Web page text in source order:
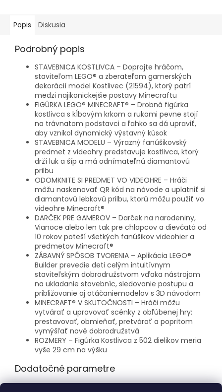
Popis Diskusia
Podrobný popis
STAVEBNICA KOSTLIVCA – Doprajte hráčom,
staviteľom LEGO® a zberateľom gamerských
dekorácií model Kostlivec (21594), ktorý patrí
medzi najikonickejšie postavy Minecraftu
FIGÚRKA LEGO® MINECRAFT® – Drobná figúrka
kostlivca s kĺbovým krkom a rukami pevne stojí
na trávnatom podstavci a ľahko sa dá upraviť,
aby vznikol dynamický výstavný kúsok
STAVEBNICA MODELU – Výrazný fanúšikovský
predmet z videohry predstavuje kostlivca, ktorý
drží luk a šíp a má odnímateľnú diamantovú
prilbu
ODOMKNITE SI PREDMET VO VIDEOHRE – Hráči
môžu naskenovať QR kód na návode a uplatniť si
diamantovú lebkovú prilbu, ktorú môžu použiť vo
videohre Minecraft®
DARČEK PRE GAMEROV – Darček na narodeniny,
Vianoce alebo len tak pre chlapcov a dievčatá od
10 rokov poteší všetkých fanúšikov videohier a
predmetov Minecraft®
ZÁBAVNÝ SPÔSOB TVORENIA – Aplikácia LEGO®
Builder prevedie deti celým intuitívnym
staviteľským dobrodružstvom vďaka nástrojom
na ukladanie stavebníc, sledovanie postupu a
približovanie aj otáčaniemodelov s 3D návodom
MINECRAFT® V SKUTOČNOSTI – Hráči môžu
vytvárať a upravovať scénky z obľúbenej hry:
prestavovať, obmieňať, pretvárať a popritom
vymýšľať nové dobrodružstvá
ROZMERY – Figúrka Kostlivca z 502 dielikov meria
vyše 29 cm na výšku
Dodatočné parametre